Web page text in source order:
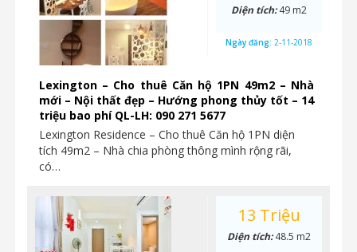
Lexington – Cho thuê Căn hộ 1PN 49m2 – Nhà
mới – Nội thất đẹp – Hướng phong thủy tốt – 14
triệu bao phí QL-LH: 090 271 5677
Lexington Residence – Cho thuê Căn hộ 1PN diện
tích 49m2 – Nhà chia phòng thông mình rộng rãi,
có…
Diện tích:49 m2
Ngày đăng: 2-11-2018
13 Triệu
Diện tích:48.5 m2